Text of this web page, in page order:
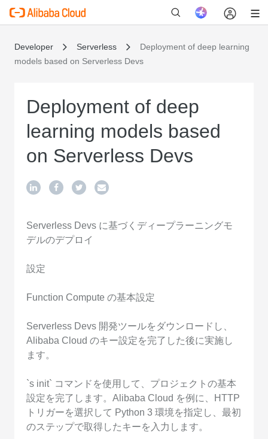
Developer Serverless
Deployment of deep learning
models based on Serverless Devs
Deployment of deep
learning models based
on Serverless Devs
Serverless Devs に基づくディープラーニングモ
デルのデプロイ
設定
Function Compute の基本設定
Serverless Devs 開発ツールをダウンロードし、
Alibaba Cloud のキー設定を完了した後に実施し
ます。
`s init` コマンドを使用して、プロジェクトの基本
設定を完了します。Alibaba Cloud を例に、HTTP
トリガーを選択して Python 3 環境を指定し、最初
のステップで取得したキーを入力します。